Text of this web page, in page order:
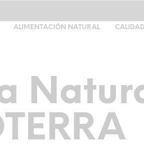
ALIMENTACIÓN NATURAL